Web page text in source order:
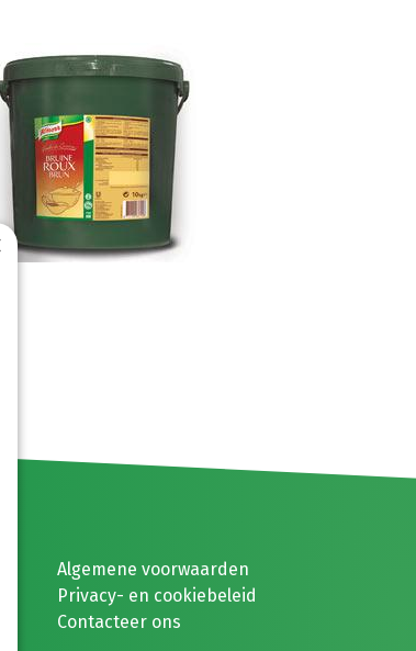
Algemene voorwaarden
Privacy- en cookiebeleid
Contacteer ons